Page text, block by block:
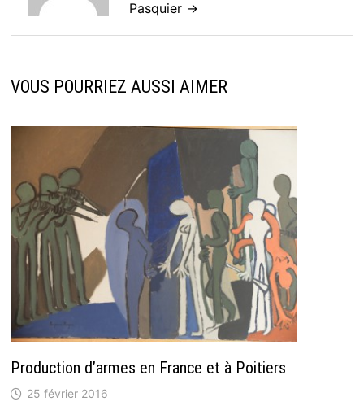
Pasquier →
VOUS POURRIEZ AUSSI AIMER
Production d’armes en France et à Poitiers
25 février 2016